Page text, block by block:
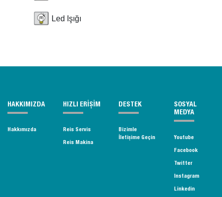
Led Işığı
HAKKIMIZDA
Hakkımızda
HIZLI ERİŞİM
Reis Servis
Reis Makina
DESTEK
Bizimle
İletişime Geçin
SOSYAL
MEDYA
Youtube
Facebook
Twitter
Instagram
Linkedin